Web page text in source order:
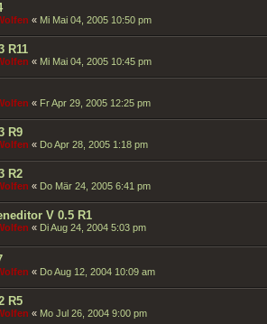
« Mi Mai 04, 2005 10:50 pm
R11
« Mi Mai 04, 2005 10:45 pm
« Fr Apr 29, 2005 12:25 pm
R9
« Do Apr 28, 2005 1:18 pm
R2
« Do Mär 24, 2005 6:41 pm
V 0.5 R1
« Di Aug 24, 2004 5:03 pm
« Do Aug 12, 2004 10:09 am
R5
« Mo Jul 26, 2004 9:00 pm